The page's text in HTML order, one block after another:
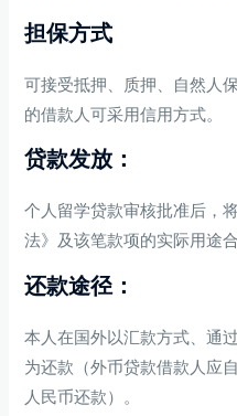
担保方式
可接受抵押、质押、自然人
的借款人可采用信用方式。
贷款发放：
个人留学贷款审核批准后，
法》及该笔款项的实际用途
还款途径：
本人在国外以汇款方式、通
为还款（外币贷款借款人应
人民币还款）。